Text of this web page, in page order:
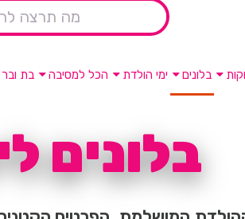
בלונים ימי הולדת הכל למסיבה בת ובר
בלונים